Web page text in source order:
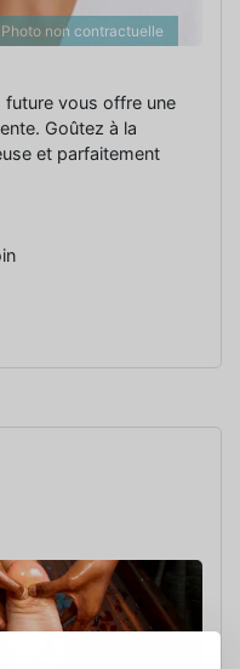
Photo non contractuelle
future vous offre une
Goûtez à la
et parfaitement